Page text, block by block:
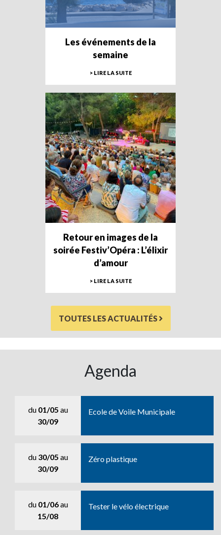
Les événements de la
semaine
> LIRE LA SUITE
Retour en images de la
soirée Festiv’Opéra : L’élixir
d’amour
> LIRE LA SUITE
TOUTES LES ACTUALITÉS
Agenda
du 01/05 au
30/09
Ecole de Voile Municipale
du 30/05 au
30/09
Zéro plastique
du 01/06au
15/08
Tester le vélo électrique